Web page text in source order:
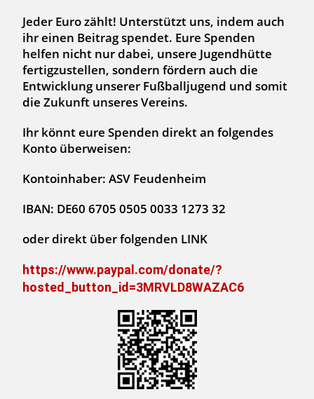
Jeder Euro zählt! Unterstützt uns, indem auch
ihr einen Beitrag spendet. Eure Spenden
helfen nicht nur dabei, unsere Jugendhütte
fertigzustellen, sondern fördern auch die
Entwicklung unserer Fußballjugend und somit
die Zukunft unseres Vereins.
Ihr könnt eure Spenden direkt an folgendes
Konto überweisen:
Kontoinhaber: ASV Feudenheim
IBAN: DE60 6705 0505 0033 1273 32
oder direkt über folgenden LINK
https://www.paypal.com/donate/?
hosted_button_id=3MRVLD8WAZAC6